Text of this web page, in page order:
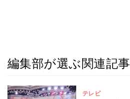
編集部が選ぶ関連記事
テレビ